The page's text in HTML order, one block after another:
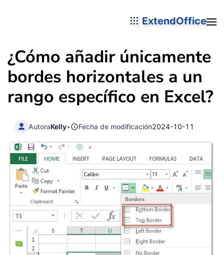
ExtendOffice
¿Cómo añadir únicamente
bordes horizontales a un
rango específico en Excel?
AutoraKelly• Fecha de modificación2024-10-11